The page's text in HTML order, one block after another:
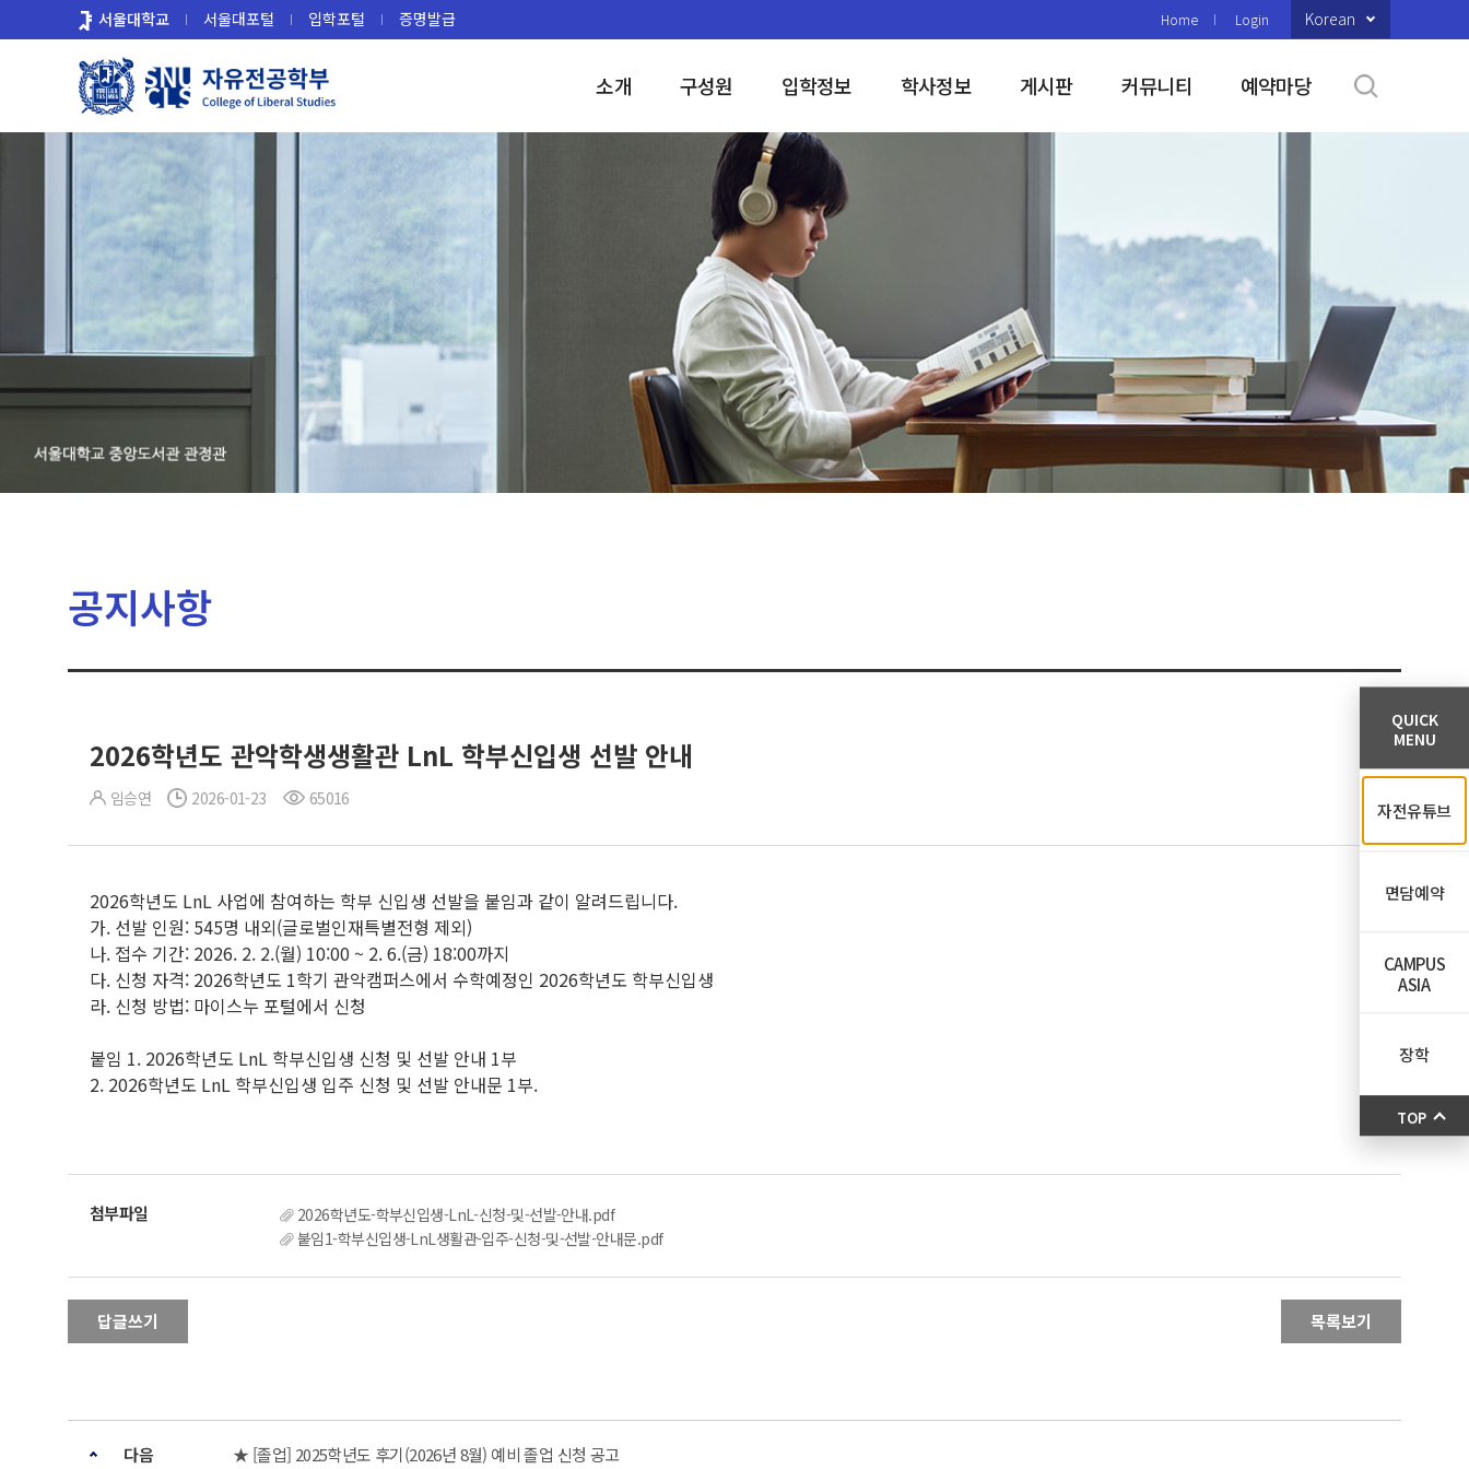
로
서울대학교 서울대포털 입학포털 증명발급 Home Login Korean
소개 구성원 입학정보 학사정보 게시판 커뮤니티 예약마당
공지사항
2026학년도 관악학생생활관 LnL 학부신입생 선발 안내
임승연 2026-01-23 65016
2026학년도 LnL 사업에 참여하는 학부 신입생 선발을 붙임과 같이 알려드립니다.
가. 선발 인원: 545명 내외(글로벌인재특별전형 제외)
나. 접수 기간: 2026. 2. 2.(월) 10:00 ~ 2. 6.(금) 18:00까지
다. 신청 자격: 2026학년도 1학기 관악캠퍼스에서 수학예정인 2026학년도 학부신입생
라. 신청 방법: 마이스누 포털에서 신청
붙임 1. 2026학년도 LnL 학부신입생 신청 및 선발 안내 1부
2. 2026학년도 LnL 학부신입생 입주 신청 및 선발 안내문 1부.
2026학년도-학부신입생-LnL-신청-및-선발-안내.pdf
붙임1-학부신입생-LnL생활관-입주-신청-및-선발-안내문.pdf
답글쓰기 목록보기
다음 ★ [졸업] 2025학년도 후기(2026년 8월) 예비 졸업 신청 공고
QUICK
MENU
자전유튜브
면담예약
CAMPUS
ASIA
장학
TOP